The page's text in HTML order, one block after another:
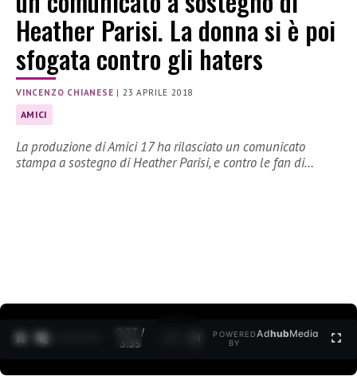
Heather Parisi. La donna si è poi
sfogata contro gli haters
VINCENZO CHIANESE |23 APRILE 2018
AMICI
La produzione di Amici 17 ha rilasciato un comunicato
stampa a sostegno di Heather Parisi, e contro le fan di…
0:27 /
3:35
POWERED
BY
AdhubMedia